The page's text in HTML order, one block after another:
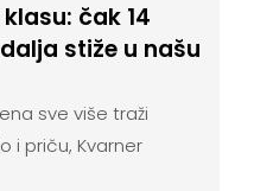
čak 14
stiže u našu
sve više traži
i priču, Kvarner